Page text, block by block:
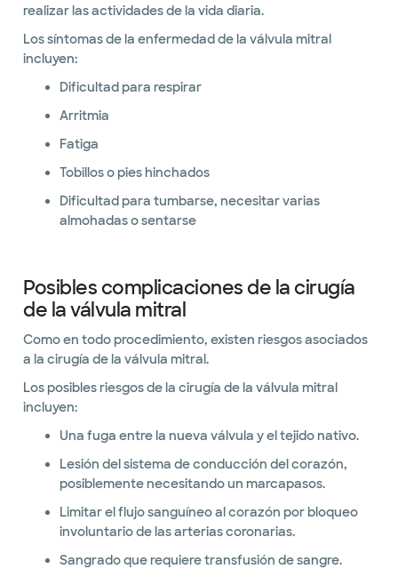
realizar las actividades de la vida diaria.
Los síntomas de la enfermedad de la válvula mitral
incluyen:
Dificultad para respirar
Arritmia
Fatiga
Tobillos o pies hinchados
Dificultad para tumbarse, necesitar varias
almohadas o sentarse
Posibles complicaciones de la cirugía
de la válvula mitral
Como en todo procedimiento, existen riesgos asociados
a la cirugía de la válvula mitral.
Los posibles riesgos de la cirugía de la válvula mitral
incluyen:
Una fuga entre la nueva válvula y el tejido nativo.
Lesión del sistema de conducción del corazón,
posiblemente necesitando un marcapasos.
Limitar el flujo sanguíneo al corazón por bloqueo
involuntario de las arterias coronarias.
Sangrado que requiere transfusión de sangre.